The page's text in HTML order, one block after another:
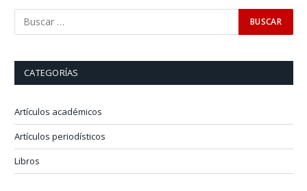
CATEGORÍAS
Artículos académicos
Artículos periodísticos
Libros